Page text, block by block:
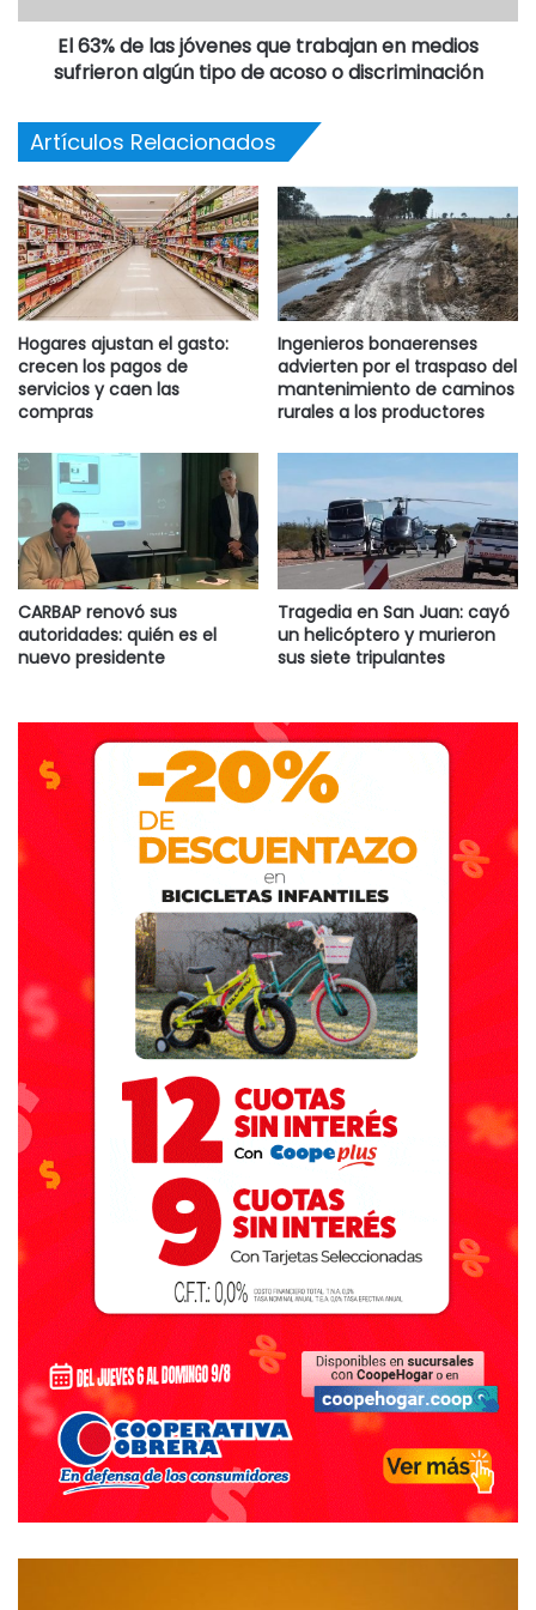
El 63% de las jóvenes que trabajan en medios
sufrieron algún tipo de acoso o discriminación
Artículos Relacionados
Hogares ajustan el gasto:
crecen los pagos de
servicios y caen las
compras
Ingenieros bonaerenses
advierten por el traspaso del
mantenimiento de caminos
rurales a los productores
CARBAP renovó sus
autoridades: quién es el
nuevo presidente
Tragedia en San Juan: cayó
un helicóptero y murieron
sus siete tripulantes